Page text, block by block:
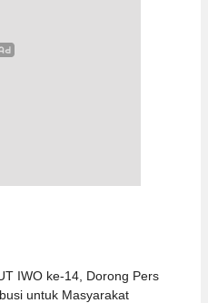
IWO ke-14, Dorong Pers
untuk Masyarakat